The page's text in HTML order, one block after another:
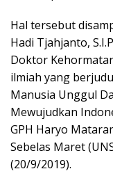
Hal tersebut
Hadi Tjahjanto,
Doktor
ilmiah yang
Manusia Unggul
Mewujudkan
GPH Haryo
Sebelas Maret
(20/9/2019).